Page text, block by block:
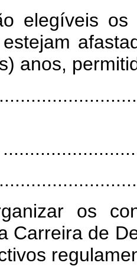
elegíveis os
anos,
os
Carreira de